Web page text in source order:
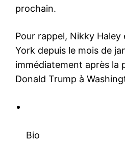
prochain.
Pour rappel, Nikky
York depuis le mois de
immédiatement après la
Donald Trump à
Bio